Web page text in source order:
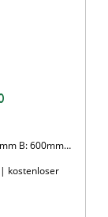
B: 600mm…
kostenloser